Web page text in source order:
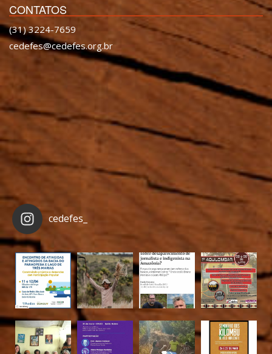
CONTATOS
(31) 3224-7659
cedefes@cedefes.org.br
cedefes_